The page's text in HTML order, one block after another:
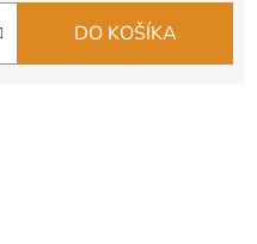
DO KOŠÍKA